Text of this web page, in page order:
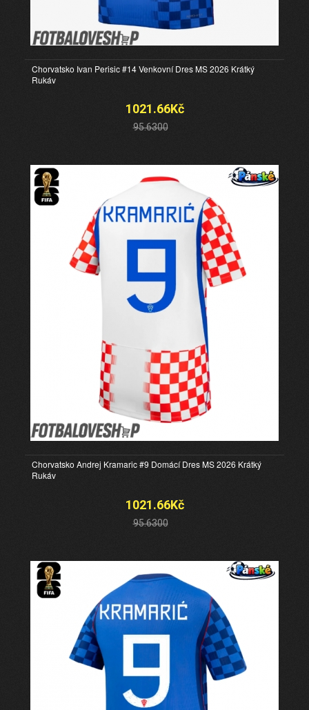
Chorvatsko Ivan Perisic #14 Venkovní Dres MS 2026 Krátký
Rukáv
1021.66Kč
95.6300
Chorvatsko Andrej Kramaric #9 Domácí Dres MS 2026 Krátký
Rukáv
1021.66Kč
95.6300